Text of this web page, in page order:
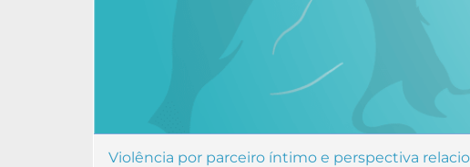
Violência por parceiro íntimo e perspectiva